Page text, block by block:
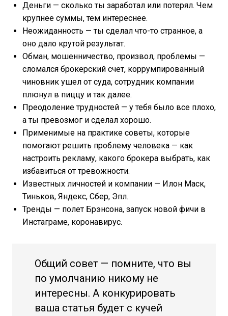
Деньги — сколько ты заработал или потерял. Чем
крупнее суммы, тем интереснее.
Неожиданность — ты сделал что-то странное, а
оно дало крутой результат.
Обман, мошенничество, произвол, проблемы —
сломался брокерский счет, коррумпированный
чиновник ушел от суда, сотрудник компании
плюнул в пиццу и так далее.
Преодоление трудностей — у тебя было все плохо,
а ты превозмог и сделал хорошо.
Применимые на практике советы, которые
помогают решить проблему человека — как
настроить рекламу, какого брокера выбрать, как
избавиться от тревожности.
Известных личностей и компании — Илон Маск,
Тиньков, Яндекс, Сбер, Эпл.
Тренды — полет Брэнсона, запуск новой фичи в
Инстаграме, коронавирус.
Общий совет — помните, что вы
по умолчанию никому не
интересны. А конкурировать
ваша статья будет с кучей